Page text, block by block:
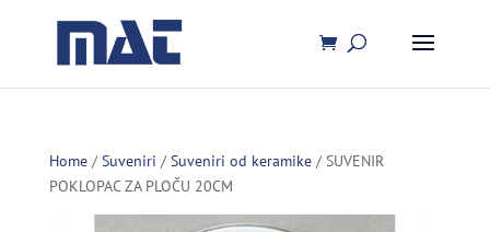
Home/Suveniri /Suveniri od keramike/ SUVENIR
POKLOPAC ZA PLOČU 20CM